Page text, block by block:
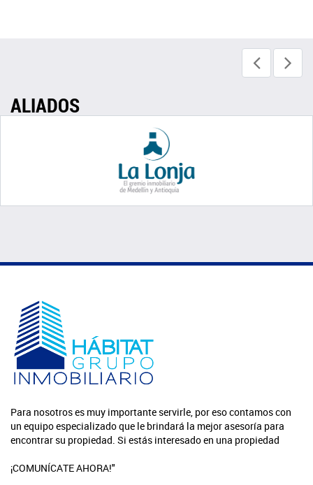
ALIADOS
Para nosotros es muy importante servirle, por eso contamos con
un equipo especializado que le brindará la mejor asesoría para
encontrar su propiedad. Si estás interesado en una propiedad
¡COMUNÍCATE AHORA!"